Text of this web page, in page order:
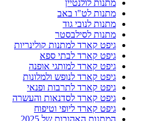
מתנות לולנטיין
מתנות לט"ו באב
מתנות לנובי גוד
מתנות לסילבסטר
גיפט קארד למתנות קולינריות
גיפט קארד לבתי ספא
גיפט קארד למותגי אופנה
גיפט קארד לנופש ולמלונות
גיפט קארד לתרבות ופנאי
גיפט קארד לסדנאות והעשרה
גיפט קארד ליופי וטיפוח
המתנות האהובות של 2025